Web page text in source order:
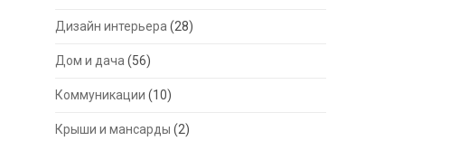
Дизайн интерьера (28)
Дом и дача (56)
Коммуникации (10)
Крыши и мансарды (2)